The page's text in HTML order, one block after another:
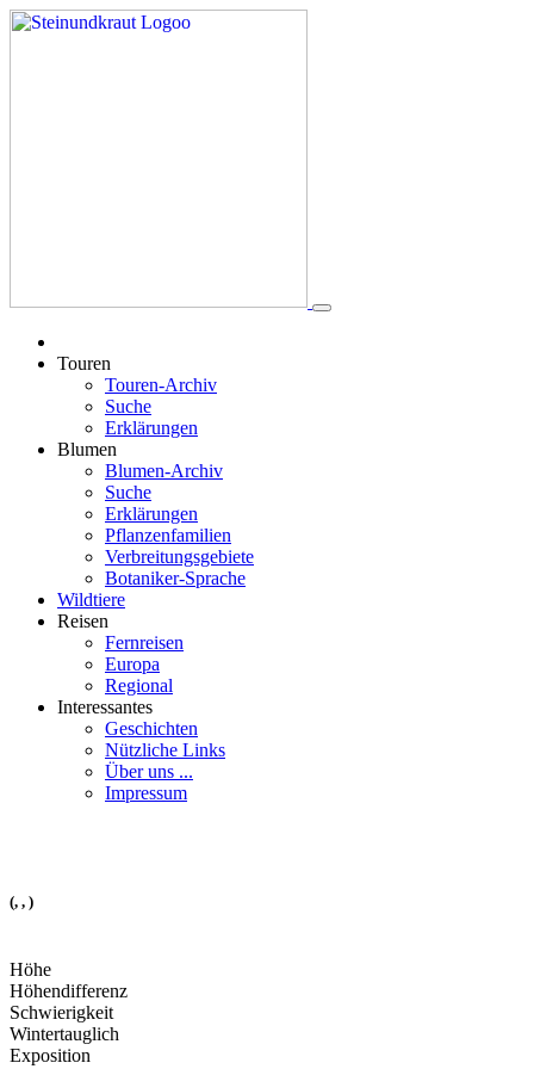
Touren
Touren-Archiv
Suche
Erklärungen
Blumen
Blumen-Archiv
Suche
Erklärungen
Pflanzenfamilien
Verbreitungsgebiete
Botaniker-Sprache
Wildtiere
Reisen
Fernreisen
Europa
Regional
Interessantes
Geschichten
Nützliche Links
Über uns ...
Impressum
(, , )
Höhe
Höhendifferenz
Schwierigkeit
Wintertauglich
Exposition